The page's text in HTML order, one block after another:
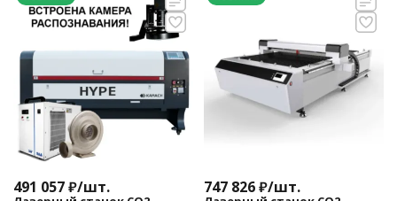
491 057₽/шт. 747 826₽/шт.